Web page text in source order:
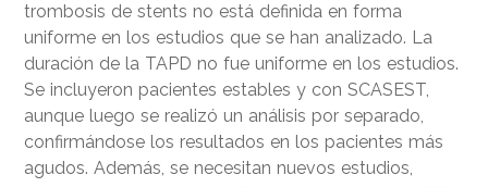
trombosis de stents no está definida en forma
uniforme en los estudios que se han analizado. La
duración de la TAPD no fue uniforme en los estudios.
Se incluyeron pacientes estables y con SCASEST,
aunque luego se realizó un análisis por separado,
confirmándose los resultados en los pacientes más
agudos. Además, se necesitan nuevos estudios,